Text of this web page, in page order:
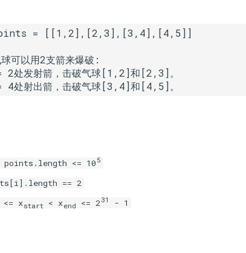
可以用2支箭来爆破:
处发射箭，击破气球[1,2]和[2,3]。
处射出箭，击破气球[3,4]和[4,5]。
points.length <= 10 5
== 2
<= xstart< xend <= 231 - 1